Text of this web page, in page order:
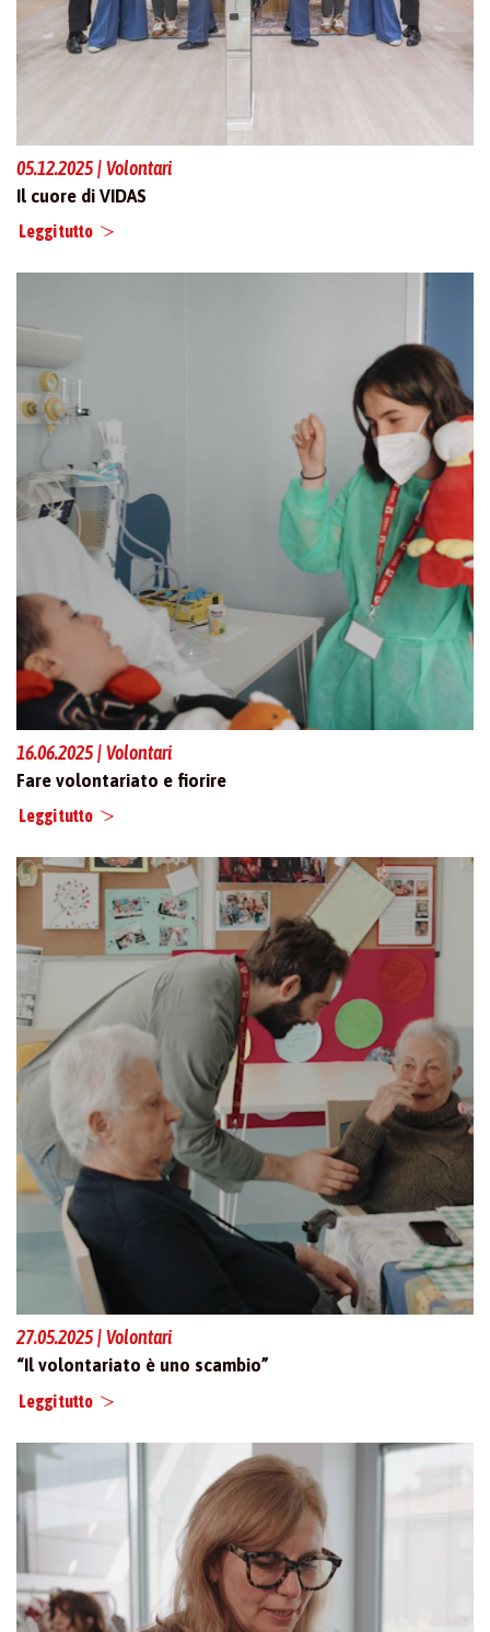
05.12.2025 | Volontari
Il cuore di VIDAS
Leggi tutto
16.06.2025 | Volontari
Fare volontariato e fiorire
Leggi tutto
27.05.2025 | Volontari
“Il volontariato è uno scambio”
Leggi tutto